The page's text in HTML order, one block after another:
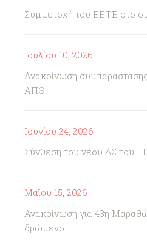
Συμμετοχή του ΕΕΤΕ στο
Ιουλίου 10, 2026
Ανακοίνωση
ΑΠΘ
Ιουνίου 24, 2026
Σύνθεση του νέου ΔΣ του
Μαΐου 15, 2026
Ανακοίνωση για 43η
δρώμενο